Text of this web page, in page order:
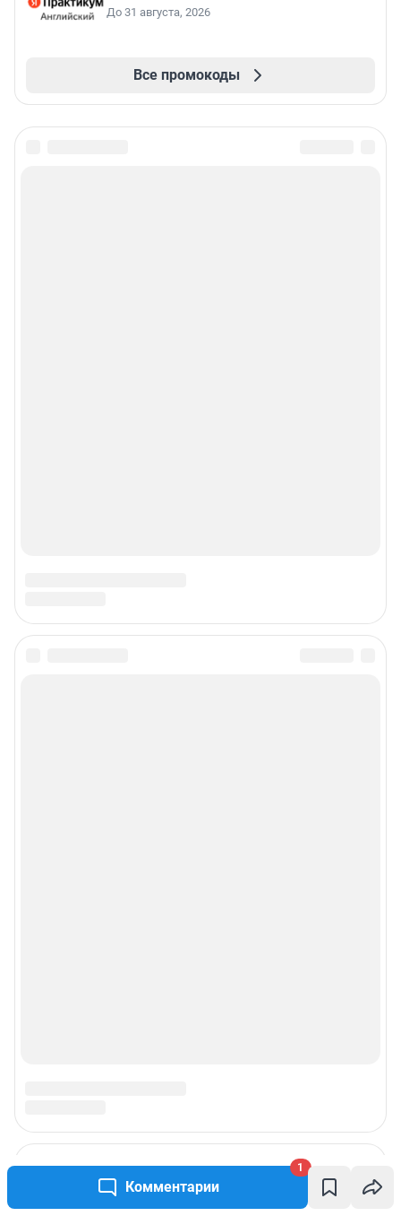
Комментарии
1
До 31 августа, 2026
Все промокоды